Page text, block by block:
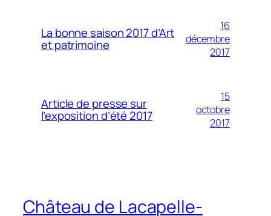
La bonne saison 2017 d’Art
et patrimoine
16
décembre
2017
Article de presse sur
l’exposition d’été 2017
15
octobre
2017
Château de Lacapelle-